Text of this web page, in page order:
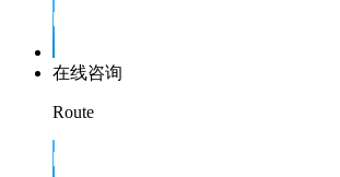
在线咨询
Route